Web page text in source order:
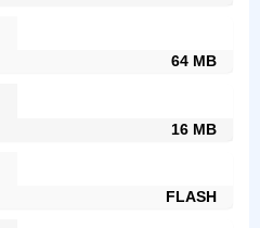
64 MB
16 MB
FLASH